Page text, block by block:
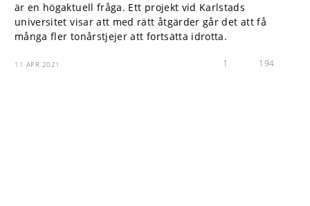
är en högaktuell fråga. Ett projekt vid Karlstads
universitet visar att med rätt åtgärder går det att få
många fler tonårstjejer att fortsätta idrotta.
11 APR 2021 1 194